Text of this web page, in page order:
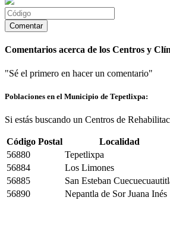
Comentarios acerca de los Centros y
"Sé el primero en hacer un comentario"
Poblaciones en el Municipio de Tepetlixpa:
Si estás buscando un Centros de
Código Postal
Localidad
56880
Tepetlixpa
56884
Los Limones
56885
San Esteban
56890
Nepantla de Sor Juana Inés